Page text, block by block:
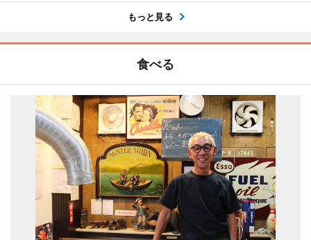
もっと見る
食べる